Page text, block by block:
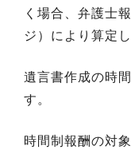
く場合、弁護士
ジ）により算定し
遺言書作成の時
す。
時間制報酬の対